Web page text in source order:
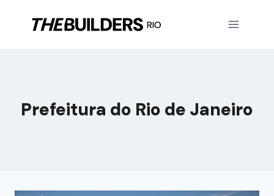
Prefeitura do Rio de Janeiro